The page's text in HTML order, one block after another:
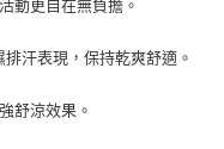
動更自在無負擔。
排汗表現，保持乾爽舒適。
舒涼效果。